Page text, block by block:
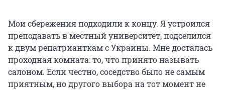
Мои сбережения подходили к концу. Я устроился
преподавать в местный университет, подселился
к двум репатрианткам с Украины. Мне досталась
проходная комната: то, что принято называть
салоном. Если честно, соседство было не самым
приятным, но другого выбора на тот момент не